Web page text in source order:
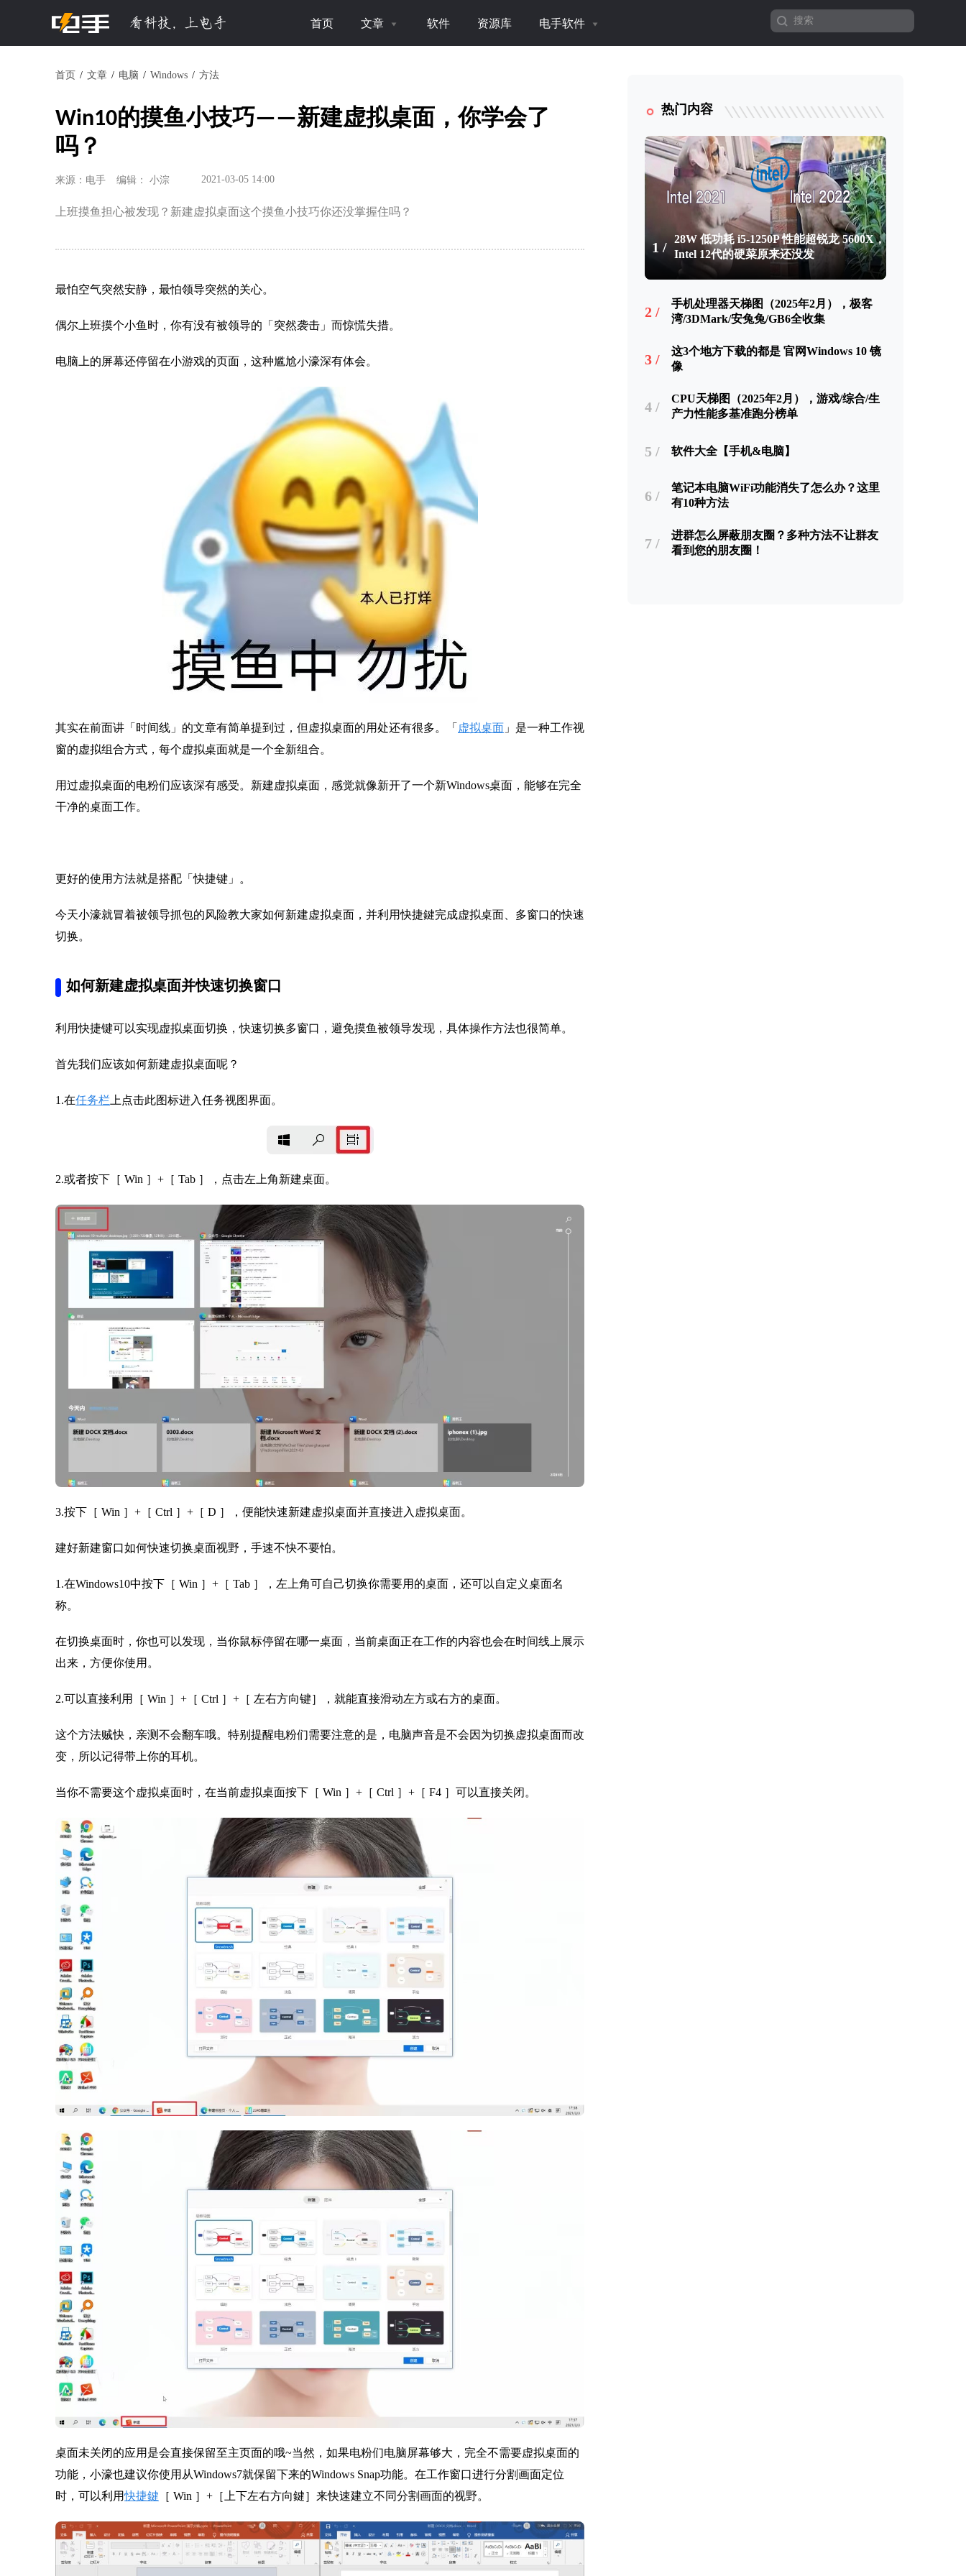
首页 文章 软件 资源库 电手软件
首页 文章 电脑 Windows 方法
Win10的摸鱼小技巧——新建虚拟桌面，你学会了
吗？
来源：电手 编辑： 小淙 2021-03-05 14:00
上班摸鱼担心被发现？新建虚拟桌面这个摸鱼小技巧你还没掌握住吗？
最怕空气突然安静，最怕领导突然的关心。
偶尔上班摸个小鱼时，你有没有被领导的「突然袭击」而惊慌失措。
电脑上的屏幕还停留在小游戏的页面，这种尴尬小濠深有体会。
其实在前面讲「时间线」的文章有简单提到过，但虚拟桌面的用处还有很多。「 虚拟桌面 」是一种工作视
窗的虚拟组合方式，每个虚拟桌面就是一个全新组合。
用过虚拟桌面的电粉们应该深有感受。新建虚拟桌面，感觉就像新开了一个新Windows桌面，能够在完全
干净的桌面工作。
更好的使用方法就是搭配「快捷键」。
今天小濠就冒着被领导抓包的风险教大家如何新建虚拟桌面，并利用快捷鍵完成虚拟桌面、多窗口的快速
切换。
如何新建虚拟桌面并快速切换窗口
利用快捷键可以实现虚拟桌面切换，快速切换多窗口，避免摸鱼被领导发现，具体操作方法也很简单。
首先我们应该如何新建虚拟桌面呢？
1.在任务栏 上点击此图标进入任务视图界面。
2.或者按下［ Win ］+［ Tab ］，点击左上角新建桌面。
3.按下［ Win ］+［ Ctrl ］+［ D ］，便能快速新建虚拟桌面并直接进入虚拟桌面。
建好新建窗口如何快速切换桌面视野，手速不快不要怕。
1.在Windows10中按下［ Win ］+［ Tab ］，左上角可自己切换你需要用的桌面，还可以自定义桌面名
称。
在切换桌面时，你也可以发现，当你鼠标停留在哪一桌面，当前桌面正在工作的内容也会在时间线上展示
出来，方便你使用。
2.可以直接利用［ Win ］+［ Ctrl ］+［ 左右方向键］，就能直接滑动左方或右方的桌面。
这个方法贼快，亲测不会翻车哦。特别提醒电粉们需要注意的是，电脑声音是不会因为切换虚拟桌面而改
变，所以记得带上你的耳机。
当你不需要这个虚拟桌面时，在当前虚拟桌面按下［ Win ］+［ Ctrl ］+［ F4 ］可以直接关闭。
桌面未关闭的应用是会直接保留至主页面的哦~当然，如果电粉们电脑屏幕够大，完全不需要虚拟桌面的
功能，小濠也建议你使用从Windows7就保留下来的Windows Snap功能。在工作窗口进行分割画面定位
时，可以利用快捷鍵 ［ Win ］+［上下左右方向鍵］来快速建立不同分割画面的视野。
热门内容
1 /
28W 低功耗 i5-1250P 性能超锐龙 5600X，
Intel 12代的硬菜原来还没发
2 /
手机处理器天梯图（2025年2月），极客
湾/3DMark/安兔兔/GB6全收集
3 /
这3个地方下载的都是 官网Windows 10 镜
像
4 /
CPU天梯图（2025年2月），游戏/综合/生
产力性能多基准跑分榜单
5 / 软件大全【手机&电脑】
6 /
笔记本电脑WiFi功能消失了怎么办？这里
有10种方法
7 /
进群怎么屏蔽朋友圈？多种方法不让群友
看到您的朋友圈！